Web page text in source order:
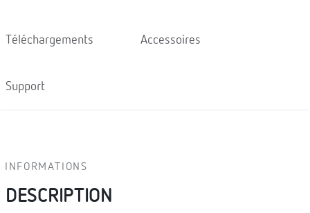
Téléchargements Accessoires
Support
INFORMATIONS
DESCRIPTION